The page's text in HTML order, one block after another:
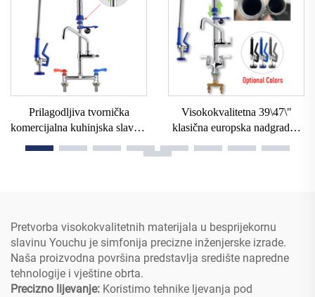
Kuhinju
Prilagodljiva tvornička
komercijalna kuhinjska slavina
32/38 inča, nadgradna
Visokokvalitetna 39\47\"
klasična europska nadgradna
komercijalna kuhinjska slavina
Pretvorba visokokvalitetnih materijala u besprijekornu
slavinu Youchu je simfonija precizne inženjerske izrade.
Naša proizvodna površina predstavlja središte napredne
tehnologije i vještine obrta.
Precizno lijevanje: Koristimo tehnike ljevanja pod